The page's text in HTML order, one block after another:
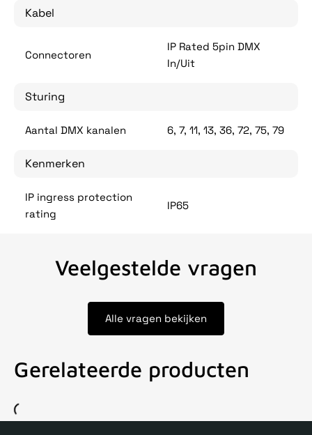
Kabel
Connectoren
IP Rated 5pin DMX
In/Uit
Sturing
Aantal DMX kanalen 6, 7, 11, 13, 36, 72, 75, 79
Kenmerken
IP ingress protection
rating
IP65
Veelgestelde vragen
Alle vragen bekijken
Gerelateerde producten
Voor 15uur besteld, zelfde dag verstuurd Echte winkel +35